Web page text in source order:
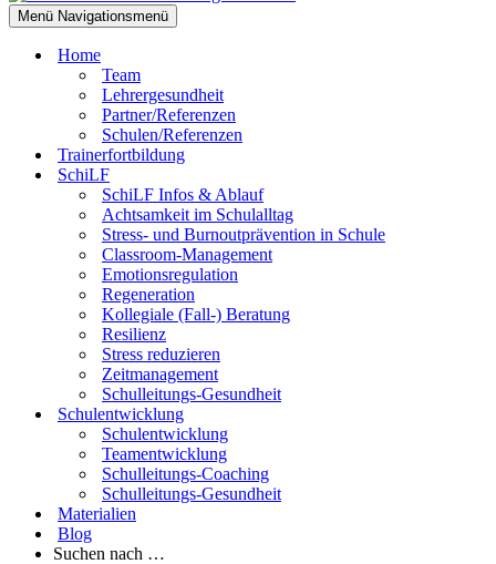
Menü Navigationsmenü
Home
Team
Lehrergesundheit
Partner/Referenzen
Schulen/Referenzen
Trainerfortbildung
SchiLF
SchiLF Infos & Ablauf
Achtsamkeit im Schulalltag
Stress- und Burnoutprävention in Schule
Classroom-Management
Emotionsregulation
Regeneration
Kollegiale (Fall-) Beratung
Resilienz
Stress reduzieren
Zeitmanagement
Schulleitungs-Gesundheit
Schulentwicklung
Schulentwicklung
Teamentwicklung
Schulleitungs-Coaching
Schulleitungs-Gesundheit
Materialien
Blog
Suchen nach …